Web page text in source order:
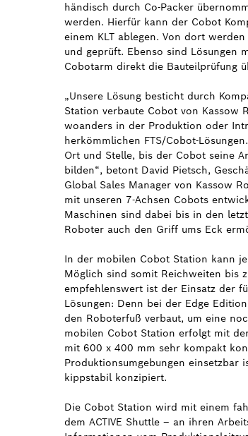
händisch durch Co-Packer
werden. Hierfür kann der Cobot
einem KLT ablegen. Von dort
und geprüft. Ebenso sind Lösungen
Cobotarm direkt die Bauteilprüfung
„Unsere Lösung besticht durch
Station verbaute Cobot von Kassow
woanders in der Produktion oder
herkömmlichen FTS/Cobot-
Ort und Stelle, bis der Cobot seine
bilden“, betont David Pietsch,
Global Sales Manager von Kassow
mit unseren 7-Achsen Cobots
Maschinen sind dabei bis in den
Roboter auch den Griff ums Eck
In der mobilen Cobot Station kann
Möglich sind somit Reichweiten bis
empfehlenswert ist der Einsatz der
Lösungen: Denn bei der Edge
den Roboterfuß verbaut, um eine
mobilen Cobot Station erfolgt mit
mit 600 x 400 mm sehr kompakt
Produktionsumgebungen einsetzbar
kippstabil konzipiert.
Die Cobot Station wird mit einem
dem ACTIVE Shuttle – an ihren